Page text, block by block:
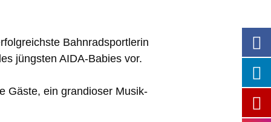
Bahnradsportlerin
jüngsten AIDA-Babies vor.
Gäste, ein grandioser Musik-